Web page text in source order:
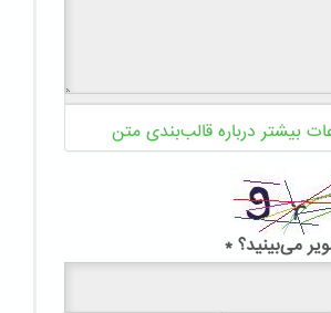
بیشتر درباره قالب‌بندی متن
می‌بینید؟ *